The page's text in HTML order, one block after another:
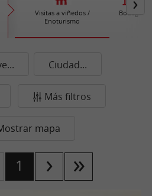
Visitas a viñedos /
Enoturismo
Bodegas
Ciudad...
Más filtros
mapa
1